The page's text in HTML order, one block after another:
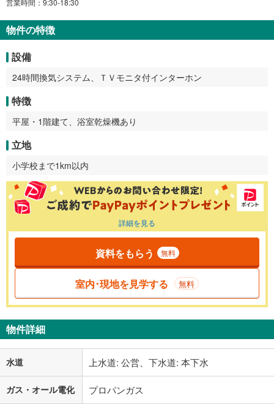
営業時間：9:30-18:30
物件の特徴
設備
24時間換気システム、ＴＶモニタ付インターホン
特徴
平屋・1階建て、浴室乾燥機あり
立地
小学校まで1km以内
詳細を見る
資料をもらう 無料
室内･現地を見学する 無料
物件詳細
水道 上水道: 公営、下水道: 本下水
ガス・オール電化 プロパンガス